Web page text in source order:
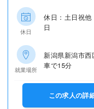
休日
休日：土日祝
日
就業場所
新潟県新潟市
車で15分
この求人の詳